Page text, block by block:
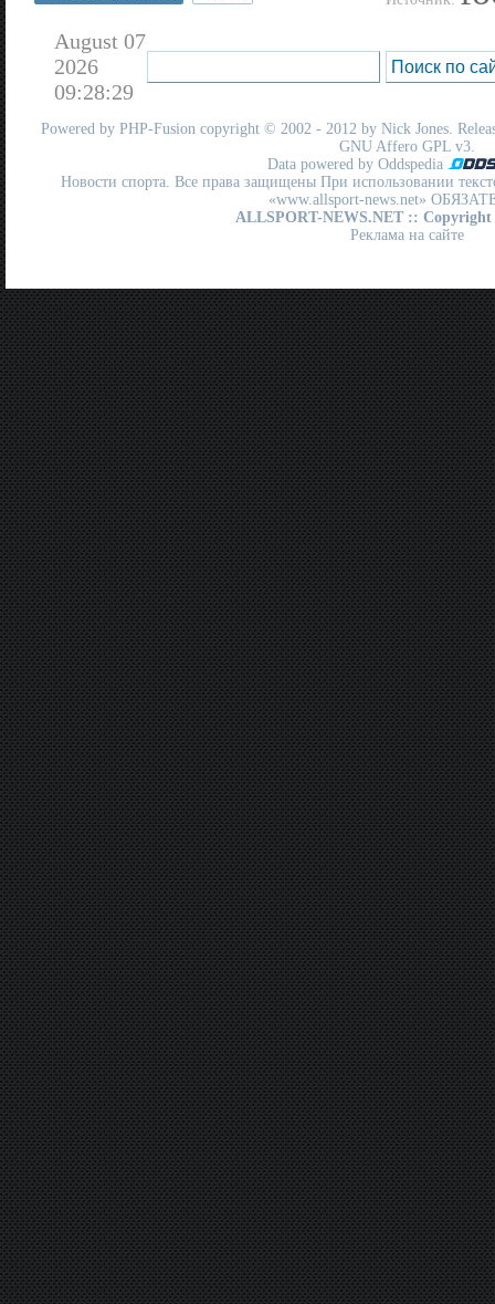
August 07
2026
09:28:29
Powered by PHP-Fusion copyright © 2002 - 2012 by Nick Jones.
GNU Affero GPL v3.
Data powered by Oddspedia
Новости спорта. Все права защищены При использовании
«www.allsport-news.net»
ALLSPORT-NEWS.NET :: Copyright
Реклама на сайте